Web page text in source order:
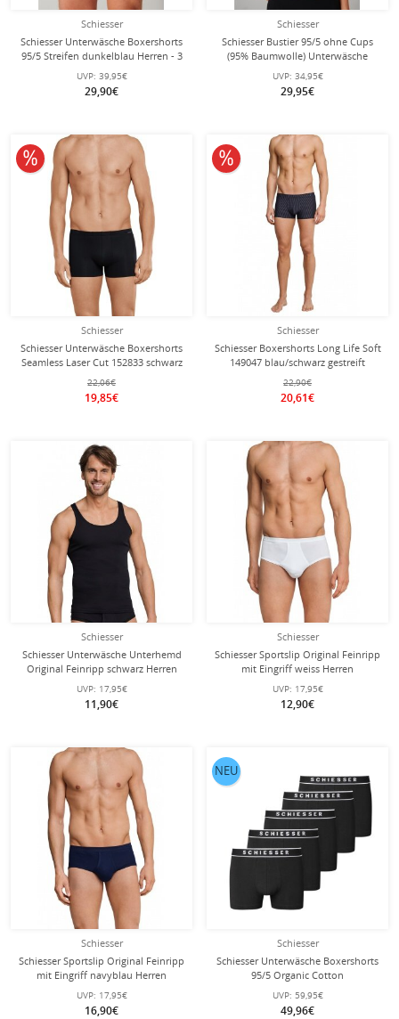
Schiesser
Schiesser Unterwäsche Boxershorts
95/5 Streifen dunkelblau Herren - 3
Stück
UVP: 39,95€
29,90€
Schiesser
Schiesser Bustier 95/5 ohne Cups
(95% Baumwolle) Unterwäsche
schwarz Damen - 2er Pack
UVP: 34,95€
29,95€
Schiesser
Schiesser Unterwäsche Boxershorts
Seamless Laser Cut 152833 schwarz
Herren - 1 Stück
22,06€
19,85€
10% reduziert
Schiesser
Schiesser Boxershorts Long Life Soft
149047 blau/schwarz gestreift
Herren - 1 Stück
22,90€
20,61€
10% reduziert
Schiesser
Schiesser Unterwäsche Unterhemd
Original Feinripp schwarz Herren
UVP: 17,95€
11,90€
Schiesser
Schiesser Sportslip Original Feinripp
mit Eingriff weiss Herren
UVP: 17,95€
12,90€
Schiesser
Schiesser Sportslip Original Feinripp
mit Eingriff navyblau Herren
UVP: 17,95€
16,90€
Schiesser
Schiesser Unterwäsche Boxershorts
95/5 Organic Cotton
Webgummibund schwarz Herren - 5
Stück
UVP: 59,95€
49,96€
NEU